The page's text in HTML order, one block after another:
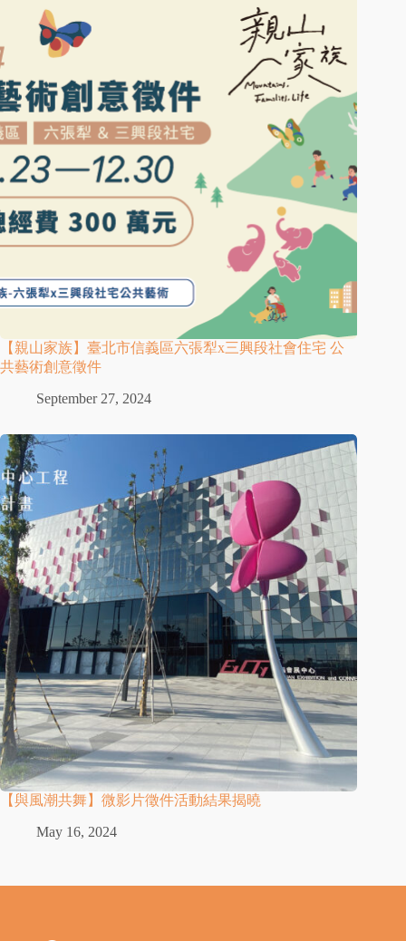
【親山家族】臺北市信義區六張犁x三興段社會住宅 公
共藝術創意徵件
September 27, 2024
【與風潮共舞】微影片徵件活動結果揭曉
May 16, 2024